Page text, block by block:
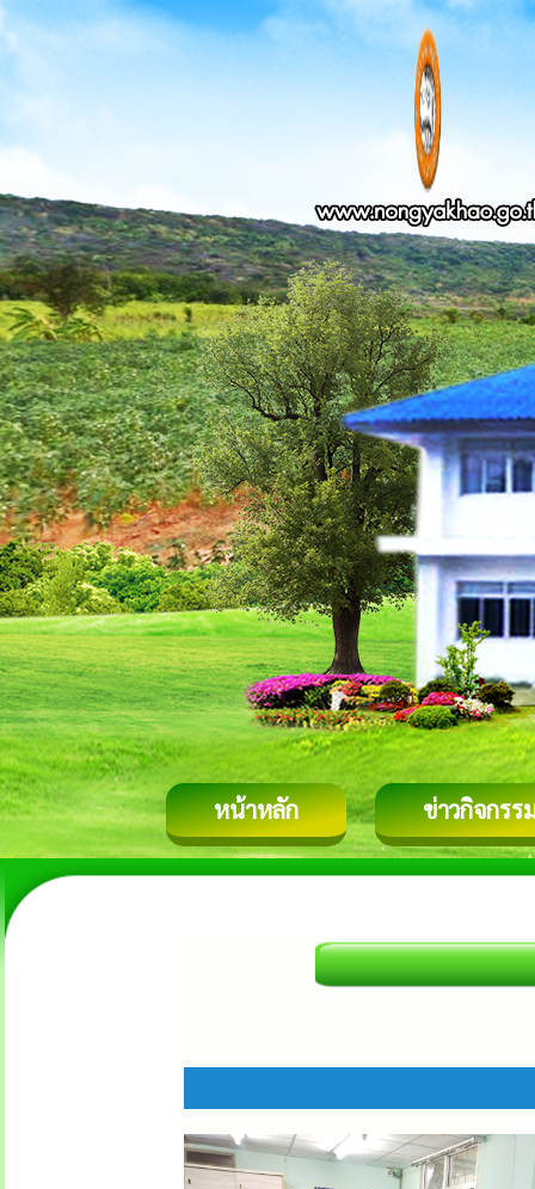
หน้าหลัก ข่าวกิจกรร